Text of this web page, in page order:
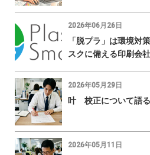
2026年06月26日
「脱プラ」は環境対
スクに備える印刷会
2026年05月29日
叶 校正について語
2026年05月11日